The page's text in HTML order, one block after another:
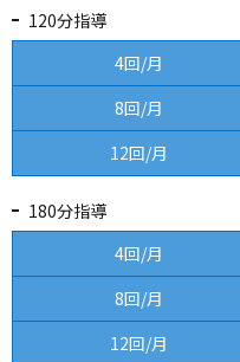
120分指導
4回/月
8回/月
12回/月
180分指導
4回/月
8回/月
12回/月